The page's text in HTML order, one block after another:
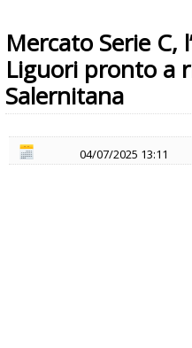
Mercato Serie C,
Liguori pronto a
Salernitana
04/07/2025 13:11